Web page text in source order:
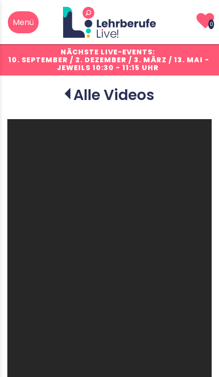
0
NÄCHSTE LIVE-EVENTS:
10. SEPTEMBER / 2. DEZEMBER / 3. MÄRZ / 13. MAI -
JEWEILS 10:30 - 11:15 UHR
Alle Videos